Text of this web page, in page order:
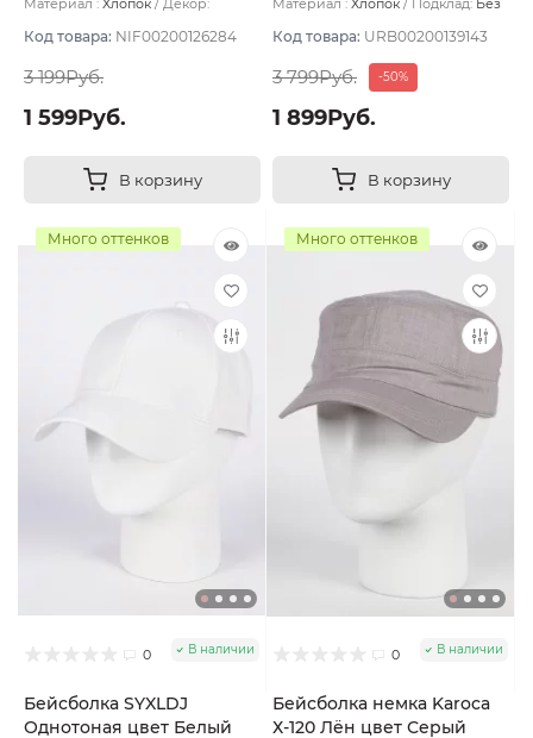
Материал : Хлопок
Декор:
Код товара: NIF00200126284
3 199Руб.
1 599Руб.
В корзину
Материал : Хлопок Подклад: Без
Код товара: URB00200139143
3 799Руб. -50%
1 899Руб.
В корзину
Много оттенков
0 В наличии
Бейсболка SYXLDJ
Однотоная цвет Белый
Много оттенков
0 В наличии
Бейсболка немка Karoca
Х-120 Лён цвет Серый